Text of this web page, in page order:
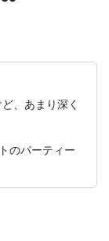
、あまり深く
のパーティー